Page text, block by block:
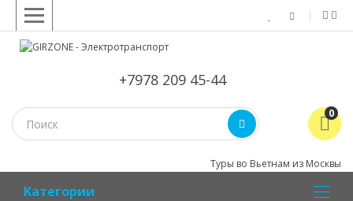
+7978 209 45-44
0
Туры во Вьетнам из Москвы
Kатегории